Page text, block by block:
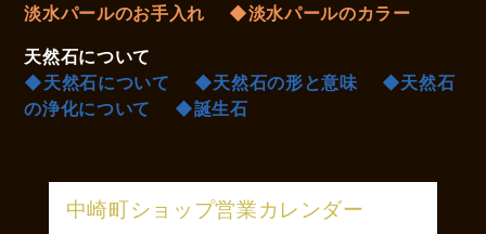
淡水パールのお手入れ
◆淡水パールのカラー
天然石について
◆天然石について
◆天然石の形と意味
◆天然石
の浄化について
◆誕生石
中崎町ショップ営業カレンダー